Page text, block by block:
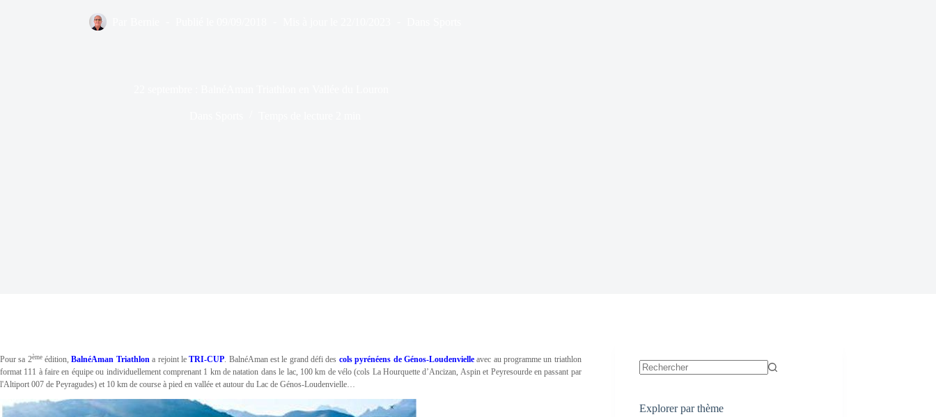
Pour sa 2èmeédition,BalnéAman Triathlona rejoint leTRI-CUP. BalnéAman est le grand défi des cols pyrénéens de Génos-Loudenvielleavec au programme un triathlon
format 111 à faire en équipe ou individuellement comprenant 1 km de natation dans le lac, 100 km de vélo (cols La Hourquette d’Ancizan, Aspin et Peyresourde en passant par
l'Altiport 007 de Peyragudes) et 10 km de course à pied en vallée et autour du Lac de Génos-Loudenvielle…
Explorer par thème